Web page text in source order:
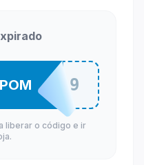
liberar o código e ir